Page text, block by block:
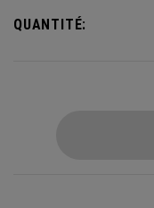
QUANTITÉ: